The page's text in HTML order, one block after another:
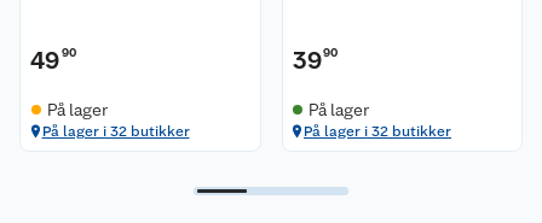
4990
På lager
På lager i 32 butikker
3990
På lager
På lager i 32 butikker